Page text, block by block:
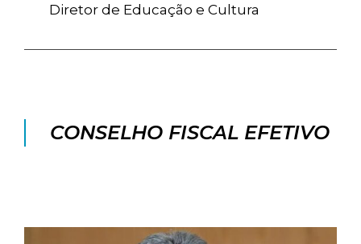
Diretor de Educação e Cultura
CONSELHO FISCAL EFETIVO